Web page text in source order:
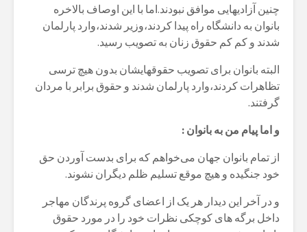
چنین آزادیهایی موافق نبودند.اما با این اوصاف بالاخره
بانوان به دانشگاه راه پیدا کردند،وزیر شدند،وارد پارلمان
شدند و کم کم حقوق زنان به تصویب رسید.
البته بانوان برای تصویب حقوقهایشان بدون هیچ ترسی
تظاهرات کردند،وارد پارلمان شدند و حقوق برابر با مردان
گرفتند.
و اما پیام من به بانوان :
از تمام بانوان جهان می‌خواهم که برای بدست آوردن حق
خود جنگیده و هیچ موقع تسلیم ظلم دیگران نشوند.
و در آخر این دیدار هر یک از اعضای گروه پرندگان مهاجر
داخل برگه های کوچکی نظرات خود را در مورد حقوق